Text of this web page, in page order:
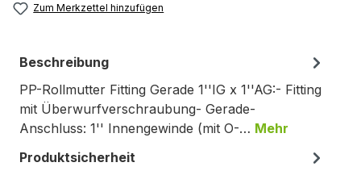
Zum Merkzettel hinzufügen
Beschreibung
PP-Rollmutter Fitting Gerade 1''IG x 1''AG:- Fitting
mit Überwurfverschraubung- Gerade-
Anschluss: 1'' Innengewinde (mit O-… Mehr
Produktsicherheit